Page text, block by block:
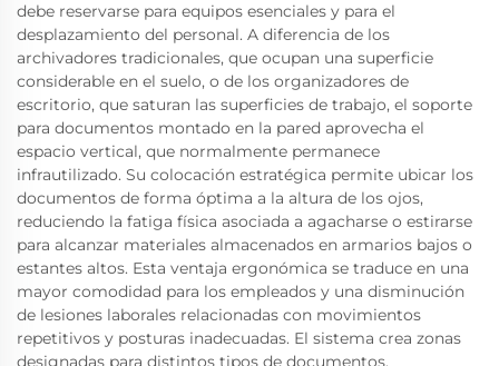
debe reservarse para equipos esenciales y para el
desplazamiento del personal. A diferencia de los
archivadores tradicionales, que ocupan una superficie
considerable en el suelo, o de los organizadores de
escritorio, que saturan las superficies de trabajo, el soporte
para documentos montado en la pared aprovecha el
espacio vertical, que normalmente permanece
infrautilizado. Su colocación estratégica permite ubicar los
documentos de forma óptima a la altura de los ojos,
reduciendo la fatiga física asociada a agacharse o estirarse
para alcanzar materiales almacenados en armarios bajos o
estantes altos. Esta ventaja ergonómica se traduce en una
mayor comodidad para los empleados y una disminución
de lesiones laborales relacionadas con movimientos
repetitivos y posturas inadecuadas. El sistema crea zonas
designadas para distintos tipos de documentos,